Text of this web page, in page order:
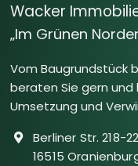
Wacker
„Im Grünen
Vom Baugrundstück
beraten Sie gern
Umsetzung und
Berliner Str. 218-
16515